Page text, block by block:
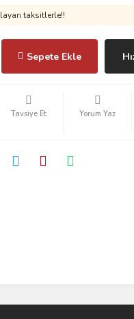
taksitlerle!!
Sepete Ekle
Tavsiye Et Yorum Yaz